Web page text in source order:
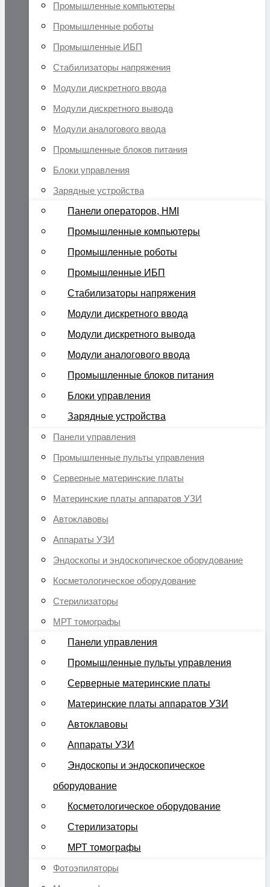
Промышленные компьютеры
Промышленные роботы
Промышленные ИБП
Стабилизаторы напряжения
Модули дискретного ввода
Модули дискретного вывода
Модули аналогового ввода
Промышленные блоков питания
Блоки управления
Зарядные устройства
Панели операторов, HMI
Промышленные компьютеры
Промышленные роботы
Промышленные ИБП
Стабилизаторы напряжения
Модули дискретного ввода
Модули дискретного вывода
Модули аналогового ввода
Промышленные блоков питания
Блоки управления
Зарядные устройства
Панели управления
Промышленные пульты управления
Серверные материнские платы
Материнские платы аппаратов УЗИ
Автоклавовы
Аппараты УЗИ
Эндоскопы и эндоскопическое оборудование
Косметологическое оборудование
Стерилизаторы
МРТ томографы
Панели управления
Промышленные пульты управления
Серверные материнские платы
Материнские платы аппаратов УЗИ
Автоклавовы
Аппараты УЗИ
Эндоскопы и эндоскопическое
оборудование
Косметологическое оборудование
Стерилизаторы
МРТ томографы
Фотоэпиляторы